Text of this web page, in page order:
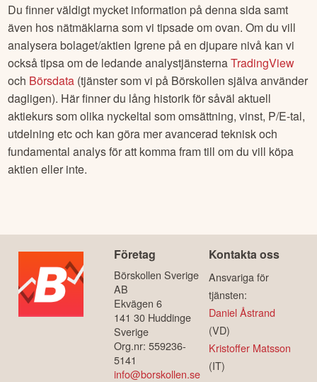
Du finner väldigt mycket information på denna sida samt
även hos nätmäklarna som vi tipsade om ovan. Om du vill
analysera bolaget/aktien Igrene på en djupare nivå kan vi
också tipsa om de ledande analystjänsternaTradingView
och Börsdata (tjänster som vi på Börskollen själva använder
dagligen). Här finner du lång historik för såväl aktuell
aktiekurs som olika nyckeltal som omsättning, vinst, P/E-tal,
utdelning etc och kan göra mer avancerad teknisk och
fundamental analys för att komma fram till om du vill köpa
aktien eller inte.
Företag
Börskollen Sverige
AB
Ekvägen 6
141 30 Huddinge
Sverige
Org.nr: 559236-
5141
info@borskollen.se
Kontakta oss
Ansvariga för
tjänsten:
Daniel Åstrand
(VD)
Kristoffer Matsson
(IT)